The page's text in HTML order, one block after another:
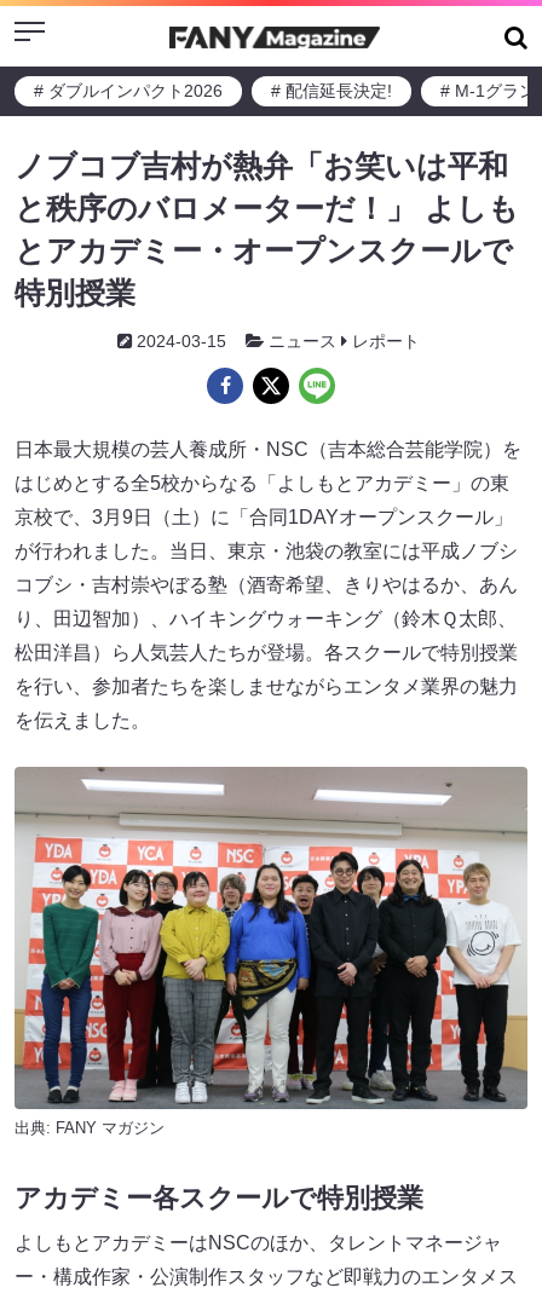
Menu
# ダブルインパクト2026 # 配信延長決定! # M-1グラン
ノブコブ吉村が熱弁「お笑いは平和
と秩序のバロメーターだ！」 よしも
とアカデミー・オープンスクールで
特別授業
2024-03-15 ニュース レポート
日本最大規模の芸人養成所・NSC（吉本総合芸能学院）を
はじめとする全5校からなる「よしもとアカデミー」の東
京校で、3月9日（土）に「合同1DAYオープンスクール」
が行われました。当日、東京・池袋の教室には平成ノブシ
コブシ・吉村崇やぼる塾（酒寄希望、きりやはるか、あん
り、田辺智加）、ハイキングウォーキング（鈴木Ｑ太郎、
松田洋昌）ら人気芸人たちが登場。各スクールで特別授業
を行い、参加者たちを楽しませながらエンタメ業界の魅力
を伝えました。
出典: FANY マガジン
アカデミー各スクールで特別授業
よしもとアカデミーはNSCのほか、タレントマネージャ
ー・構成作家・公演制作スタッフなど即戦力のエンタメス